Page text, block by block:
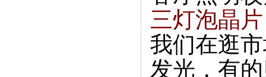
三灯泡晶
我们在逛
发光，有